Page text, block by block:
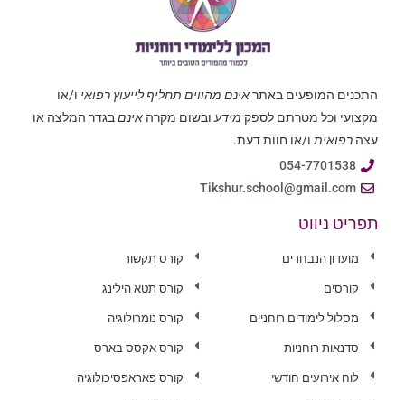
התכנים המופעים באתראינם מהווים תחליף לייעוץ רפואי ו/או
מקצועי וכל מטרתם לספק מידע ובשום מקרה אינםבגדר המלצה או
עצה רפואית ו/או חוות דעת.
054-7701538
Tikshur.school@gmail.com
תפריט ניווט
מועדון הנבחרים
קורסים
מסלול לימודים רוחניים
סדנאות רוחניות
לוח אירועים חודשי
קורס תקשור
קורס תטא הילינג
קורס נומרולוגיה
קורס אקסס בארס
קורס פאראפסיכולוגיה